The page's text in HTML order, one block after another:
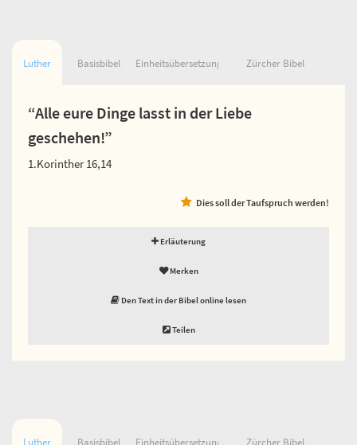
Luther Basisbibel Einheitsübersetzung Zürcher Bibel
“Alle eure Dinge lasst in der Liebe
geschehen!”
1.Korinther 16,14
Dies soll der Taufspruch werden!
Erläuterung
Merken
Den Text in der Bibel online lesen
Teilen
Luther Basisbibel Einheitsübersetzung Zürcher Bibel